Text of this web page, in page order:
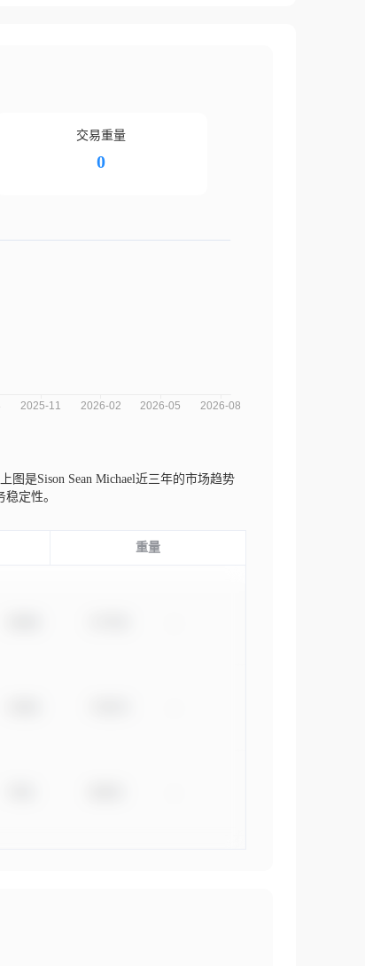
交易重量
0
上图是Sison Sean Michael近三年的市场趋势
定性。
重量